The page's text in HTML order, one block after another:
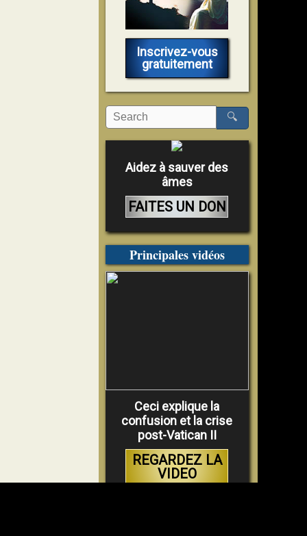
Inscrivez-vous
gratuitement
🔍
Aidez à sauver des
âmes
FAITES UN DON
Principales vidéos
Ceci explique la
confusion et la crise
post-Vatican II
REGARDEZ LA
VIDEO